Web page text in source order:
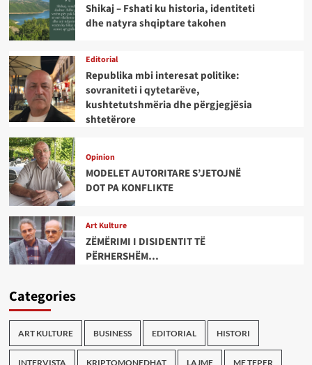
Shikaj – Fshati ku historia, identiteti
dhe natyra shqiptare takohen
Editorial
Republika mbi interesat politike:
sovraniteti i qytetarëve,
kushtetutshmëria dhe përgjegjësia
shtetërore
Opinion
MODELET AUTORITARE S’JETOJNË
DOT PA KONFLIKTE
Art Kulture
ZËMËRIMI I DISIDENTIT TË
PËRHERSHËM…
Categories
ART KULTURE BUSINESS EDITORIAL HISTORI
INTERVISTA KRIPTOMONEDHAT LAJME ME TEPER